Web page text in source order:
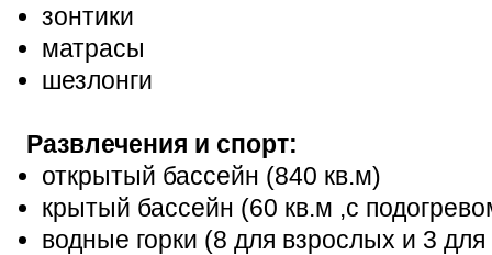
зонтики
матрасы
шезлонги
Развлечения и спорт:
открытый бассейн (840 кв.м)
крытый бассейн (60 кв.м ,с
водные горки (8 для взрослых и 3 для